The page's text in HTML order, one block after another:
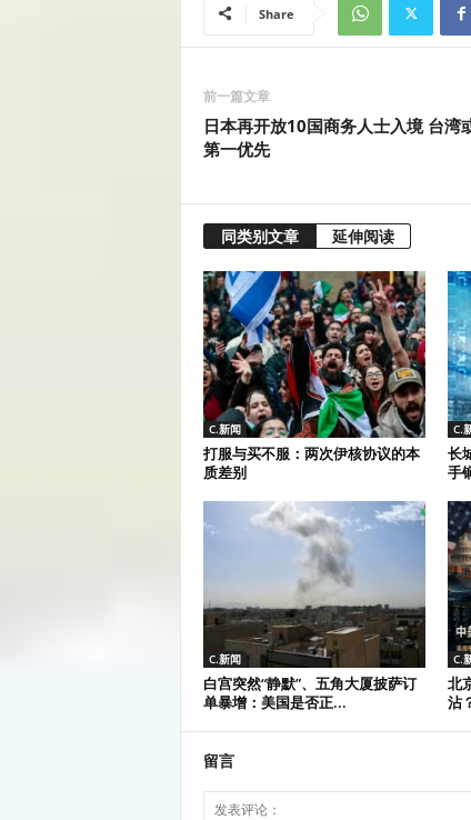
Share
前一篇文章
日本再开放10国商务人士入境 台湾
第一优先
同类别文章 延伸阅读
C.新闻
打服与买不服：两次伊核协议的本
质差别
C.
长
手
C.新闻
白宫突然“静默”、五角大厦披萨订
单暴增：美国是否正...
C.
北
沾
留言